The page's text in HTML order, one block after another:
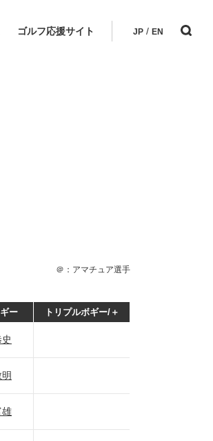
ゴルフ応援サイト JP / EN
＠：アマチュア選手
ー トリプルボギー/＋
雄